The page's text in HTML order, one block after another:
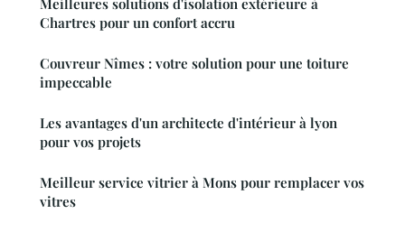
Meilleures solutions d'isolation extérieure à
Chartres pour un confort accru
Couvreur Nîmes : votre solution pour une toiture
impeccable
Les avantages d'un architecte d'intérieur à lyon
pour vos projets
Meilleur service vitrier à Mons pour remplacer vos
vitres